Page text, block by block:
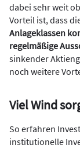
dabei sehr weit
Vorteil ist, dass
Anlageklassen
regelmäßige
sinkender
noch weitere
Viel Wind
So erfahren
institutionelle